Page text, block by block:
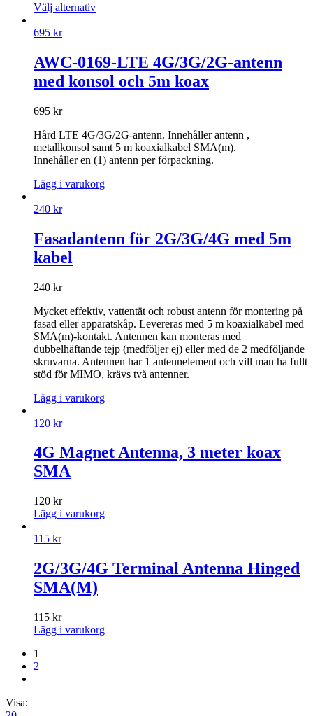
Välj alternativ
695 kr
AWC-0169-LTE 4G/3G/2G-antenn
med konsol och 5m koax
695 kr
Hård LTE 4G/3G/2G-antenn. Innehåller antenn ,
metallkonsol samt 5 m koaxialkabel SMA(m).
Innehåller en (1) antenn per förpackning.
Lägg i varukorg
240 kr
Fasadantenn för 2G/3G/4G med 5m
kabel
240 kr
Mycket effektiv, vattentät och robust antenn för montering på
fasad eller apparatskåp. Levereras med 5 m koaxialkabel med
SMA(m)-kontakt. Antennen kan monteras med
dubbelhäftande tejp (medföljer ej) eller med de 2 medföljande
skruvarna. Antennen har 1 antennelement och vill man ha fullt
stöd för MIMO, krävs två antenner.
Lägg i varukorg
120 kr
4G Magnet Antenna, 3 meter koax
SMA
120 kr
Lägg i varukorg
115 kr
2G/3G/4G Terminal Antenna Hinged
SMA(M)
115 kr
Lägg i varukorg
1
2
Visa: